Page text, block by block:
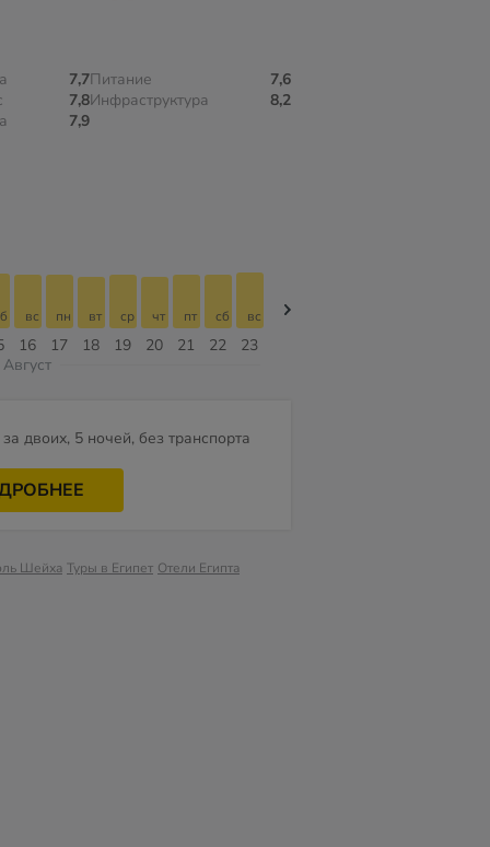
7,7
7,8
7,9
Питание
7,6
Инфраструктура
8,2
16
вс
17
пн
18
вт
19
ср
20
чт
21
пт
22
сб
23
вс
Август
за двоих, 5 ночей, без транспорта
Шейха Туры в Египет Отели Египта